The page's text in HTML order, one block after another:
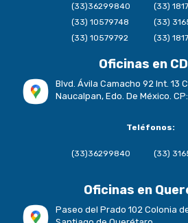
(33)36299840
(33) 10579748
(33) 10579792
(33)
(33)
(33)
Oficinas en
Blvd. Ávila Camacho 92 Int. 13
Naucalpan, Edo. De México.
Teléfonos:
(33)36299840 (33)
Oficinas en
Paseo del Prado 102 Colonia